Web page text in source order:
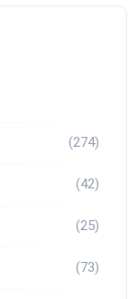
(274)
(42)
(25)
(73)